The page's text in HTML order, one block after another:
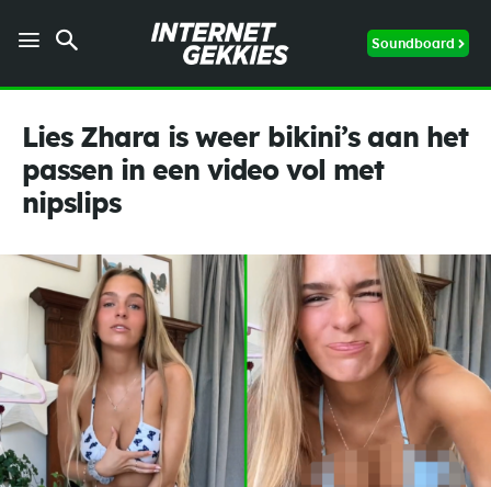
Soundboard
Lies Zhara is weer bikini’s aan het
passen in een video vol met
nipslips